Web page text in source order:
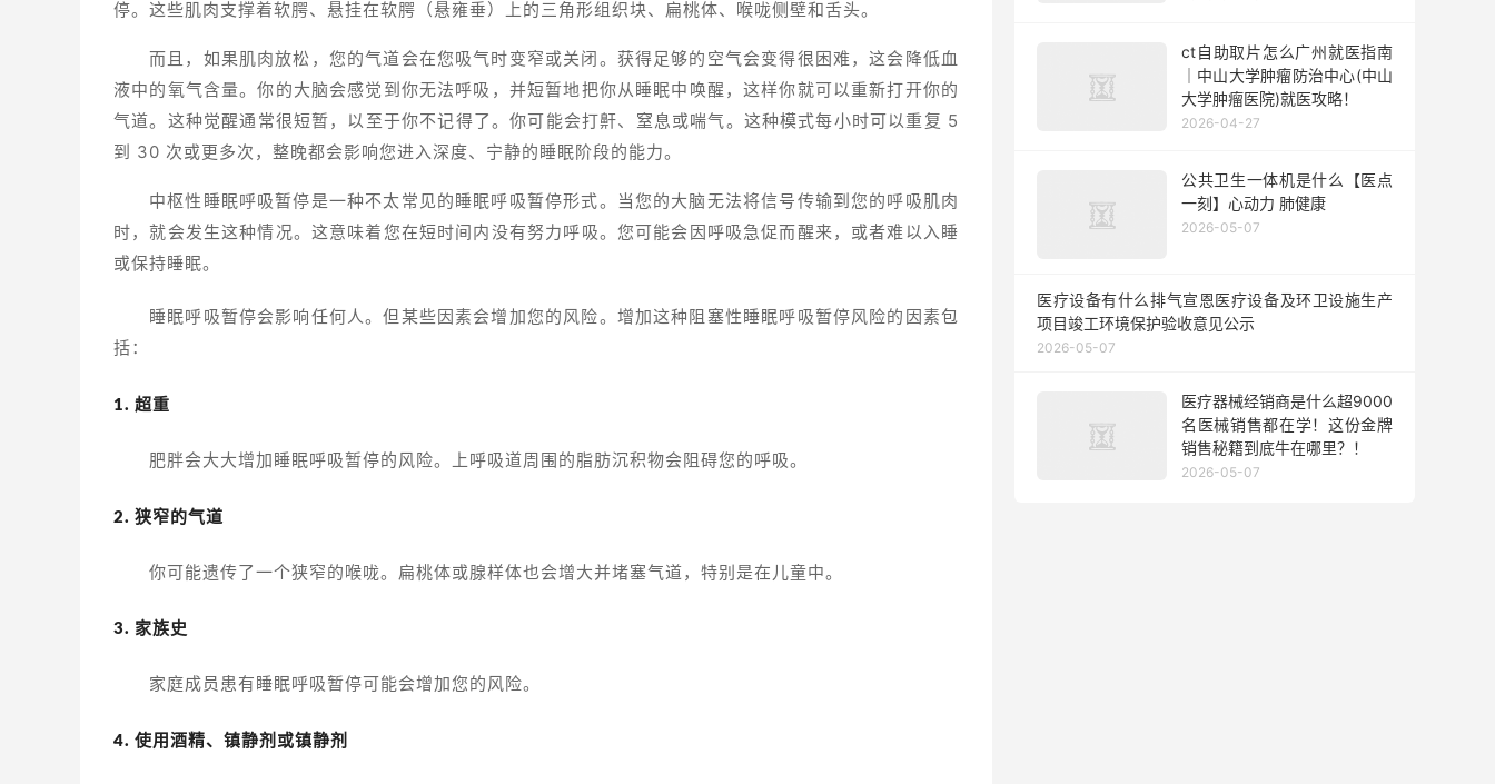
停。这些肌肉支撑着软腭、悬挂在软腭（悬雍垂）上的三角形组织块、扁桃体、喉咙侧壁和舌头。
而且，如果肌肉放松，您的气道会在您吸气时变窄或关闭。获得足够的空气会变得很困难，这会降低血
液中的氧气含量。你的大脑会感觉到你无法呼吸，并短暂地把你从睡眠中唤醒，这样你就可以重新打开你的
气道。这种觉醒通常很短暂，以至于你不记得了。你可能会打鼾、窒息或喘气。这种模式每小时可以重复 5
到 30 次或更多次，整晚都会影响您进入深度、宁静的睡眠阶段的能力。
中枢性睡眠呼吸暂停是一种不太常见的睡眠呼吸暂停形式。当您的大脑无法将信号传输到您的呼吸肌肉
时，就会发生这种情况。这意味着您在短时间内没有努力呼吸。您可能会因呼吸急促而醒来，或者难以入睡
或保持睡眠。
睡眠呼吸暂停会影响任何人。但某些因素会增加您的风险。增加这种阻塞性睡眠呼吸暂停风险的因素包
括：
1. 超重
肥胖会大大增加睡眠呼吸暂停的风险。上呼吸道周围的脂肪沉积物会阻碍您的呼吸。
2. 狭窄的气道
你可能遗传了一个狭窄的喉咙。扁桃体或腺样体也会增大并堵塞气道，特别是在儿童中。
3. 家族史
家庭成员患有睡眠呼吸暂停可能会增加您的风险。
4. 使用酒精、镇静剂或镇静剂
ct自助取片怎么广州就医指南
｜中山大学肿瘤防治中心(中山
大学肿瘤医院)就医攻略！
2026-04-27
公共卫生一体机是什么【医点
一刻】心动力 肺健康
2026-05-07
医疗设备有什么排气宣恩医疗设备及环卫设施生产
项目竣工环境保护验收意见公示
2026-05-07
医疗器械经销商是什么超9000
名医械销售都在学！这份金牌
销售秘籍到底牛在哪里？！
2026-05-07